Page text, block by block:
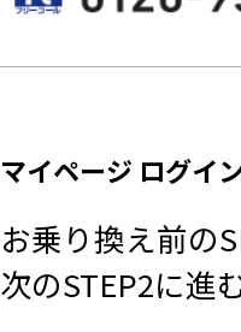
マイページ ログイ
お乗り換え前の
次のSTEP2に進